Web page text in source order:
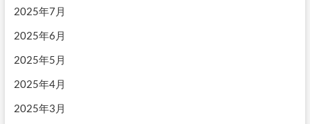
2025年7月
2025年6月
2025年5月
2025年4月
2025年3月